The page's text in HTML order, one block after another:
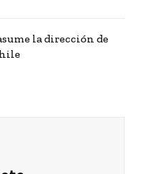
la dirección de